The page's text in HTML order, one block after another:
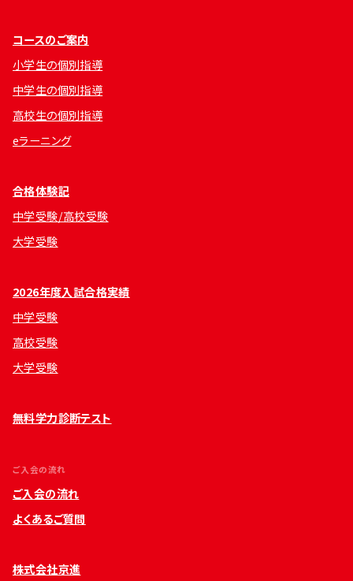
コースのご案内
小学生の個別指導
中学生の個別指導
高校生の個別指導
eラーニング
合格体験記
中学受験/高校受験
大学受験
2026年度入試合格実績
中学受験
高校受験
大学受験
無料学力診断テスト
ご入会の流れ
ご入会の流れ
よくあるご質問
株式会社京進